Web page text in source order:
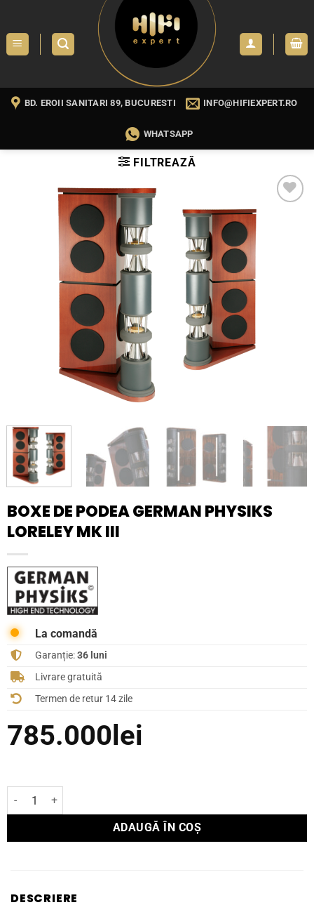
content
BD. EROII SANITARI 89, BUCURESTI INFO@HIFIEXPERT.RO
WHATSAPP
FILTREAZĂ
BOXE DE PODEA GERMAN PHYSIKS
LORELEY MK III
La comandă
Garanție:36 luni
Livrare gratuită
Termen de retur 14 zile
785.000 lei
Cantitate Boxe de podea German Physiks Loreley Mk III
ADAUGĂ ÎN COȘ
DESCRIERE